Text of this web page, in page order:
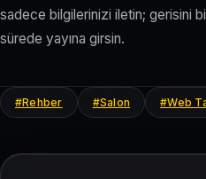
sadece bilgilerinizi iletin; gerisini
sürede yayına girsin.
#Rehber #Salon #Web